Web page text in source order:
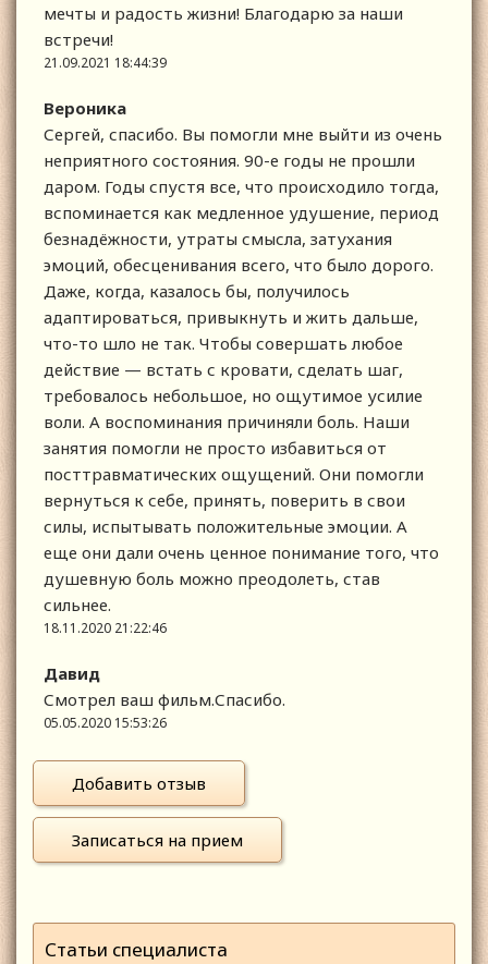
мечты и радость жизни! Благодарю за наши
встречи!
21.09.2021 18:44:39
Вероника
Сергей, спасибо. Вы помогли мне выйти из очень
неприятного состояния. 90-е годы не прошли
даром. Годы спустя все, что происходило тогда,
вспоминается как медленное удушение, период
безнадёжности, утраты смысла, затухания
эмоций, обесценивания всего, что было дорого.
Даже, когда, казалось бы, получилось
адаптироваться, привыкнуть и жить дальше,
что-то шло не так. Чтобы совершать любое
действие — встать с кровати, сделать шаг,
требовалось небольшое, но ощутимое усилие
воли. А воспоминания причиняли боль. Наши
занятия помогли не просто избавиться от
посттравматических ощущений. Они помогли
вернуться к себе, принять, поверить в свои
силы, испытывать положительные эмоции. А
еще они дали очень ценное понимание того, что
душевную боль можно преодолеть, став
сильнее.
18.11.2020 21:22:46
Давид
Смотрел ваш фильм.Спасибо.
05.05.2020 15:53:26
Добавить отзыв
Записаться на прием
Статьи специалиста